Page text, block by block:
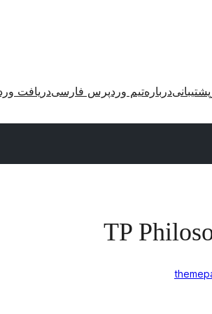
پشتیبانیدربارهتیم وردپرس فارسیدریافت
TP